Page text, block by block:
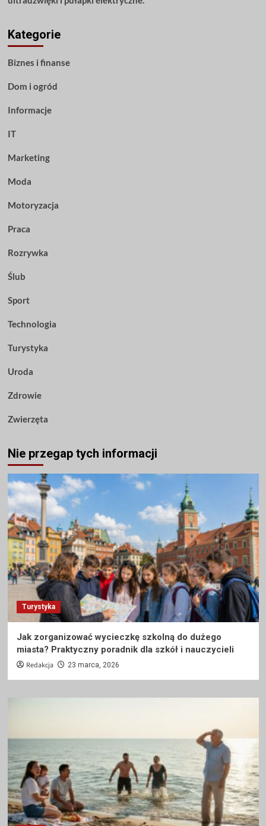
Kategorie
Biznes i finanse
Dom i ogród
Informacje
IT
Marketing
Moda
Motoryzacja
Praca
Rozrywka
Ślub
Sport
Technologia
Turystyka
Uroda
Zdrowie
Zwierzęta
Nie przegap tych informacji
Turystyka
Jak zorganizować wycieczkę szkolną do dużego
miasta? Praktyczny poradnik dla szkół i nauczycieli
Redakcja 23 marca, 2026